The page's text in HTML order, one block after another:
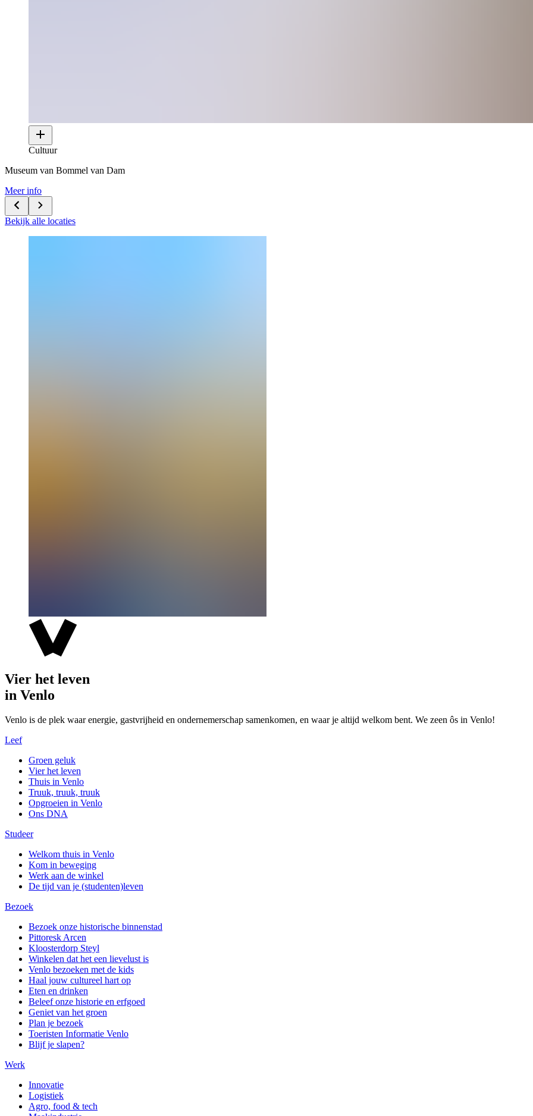
Cultuur
Museum van Bommel van Dam
Meer info
Bekijk alle locaties
Vier het leven
in Venlo
Venlo is de plek waar energie, gastvrijheid en ondernemerschap samenkomen, en waar je altijd welkom bent. We zeen ôs in Venlo!
Leef
Groen geluk
Vier het leven
Thuis in Venlo
Truuk, truuk, truuk
Opgroeien in Venlo
Ons DNA
Studeer
Welkom thuis in Venlo
Kom in beweging
Werk aan de winkel
De tijd van je (studenten)leven
Bezoek
Bezoek onze historische binnenstad
Pittoresk Arcen
Kloosterdorp Steyl
Winkelen dat het een lievelust is
Venlo bezoeken met de kids
Haal jouw cultureel hart op
Eten en drinken
Beleef onze historie en erfgoed
Geniet van het groen
Plan je bezoek
Toeristen Informatie Venlo
Blijf je slapen?
Werk
Innovatie
Logistiek
Agro, food & tech